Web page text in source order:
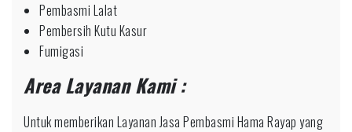
Pembasmi Lalat
Pembersih Kutu Kasur
Fumigasi
Area Layanan Kami :
Untuk memberikan Layanan Jasa Pembasmi Hama Rayap yang